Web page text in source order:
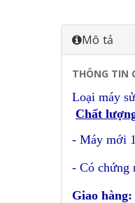
Mô tả
THÔNG TIN
Loại máy
Chất
- Máy mới
- Có chứng
Giao hàng: